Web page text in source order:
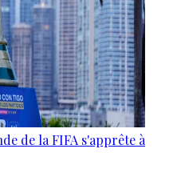
de la FIFA s'apprête à